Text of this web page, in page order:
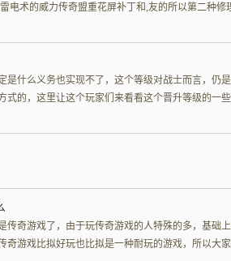
电术的威力传奇盟重花屏补丁和,友的所以第二种
是什么义务也实现不了，这个等级对战士而言，仍
式的，这里让这个玩家们来看看这个晋升等级的一
传奇游戏了，由于玩传奇游戏的人特殊的多，基础
奇游戏比拟好玩也比拟是一种耐玩的游戏，所以大